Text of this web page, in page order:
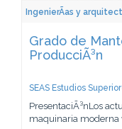
IngenierÃ­as y
Grado de
ProducciÃ³n
SEAS Estudios
PresentaciÃ³nLos
maquinaria moderna